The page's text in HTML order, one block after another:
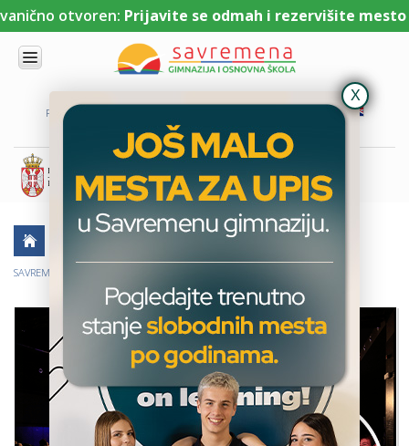
otvoren:Prijavite se odmah i rezervišite mesto uz
PORTAL ZA UČENIKE
NAMA
KOMBINOVANI
PROGRAM
NACIONALNI
PROGRAM
CAMBRIDGE
PROGRAM
SAVREMENO
OBRAZOVANJE
VESTI
ERASMUS+
OSNOVNA
SAVREMENI GIMNAZIJALCI IZVELI PREDSTAVU U DOMU OMLADINE